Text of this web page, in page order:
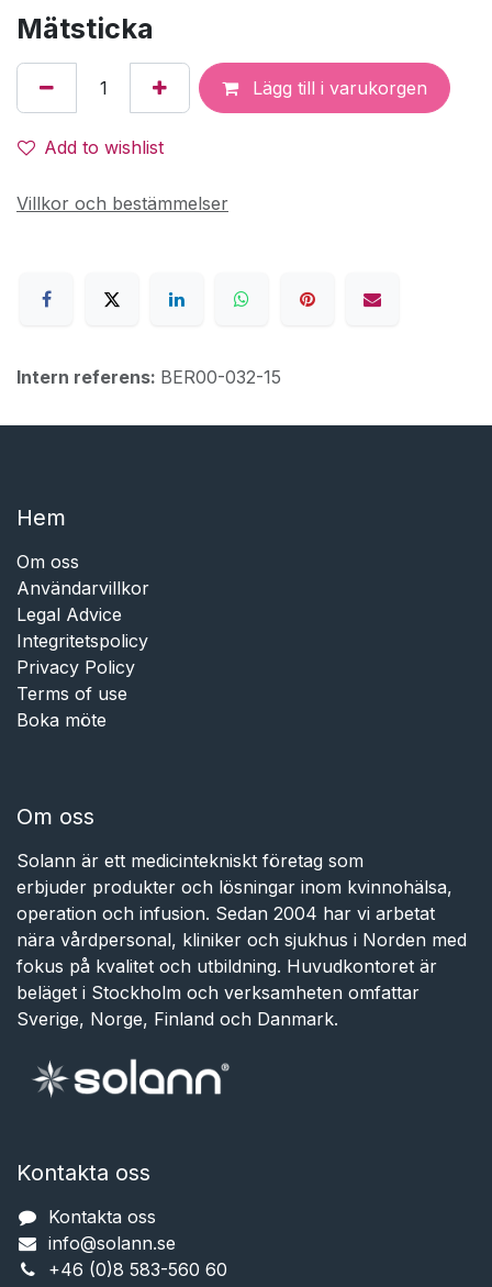
Mätsticka
Lägg till i varukorgen
Add to wishlist
Villkor och bestämmelser
Intern referens: BER00-032-15
Hem​​
Om oss
Användarvillkor
Legal Advice
Integritetspolicy
Privacy Policy
Terms of use
Boka möte
Om oss
Solann är ett medicintekniskt företag som
erbjuder produkter och lösningar inom kvinnohälsa,
operation och infusion. Sedan 2004 har vi arbetat
nära vårdpersonal, kliniker och sjukhus i Norden med
fokus på kvalitet och utbildning. Huvudkontoret är
beläget i Stockholm och verksamheten omfattar
Sverige, Norge, Finland och Danmark.
Kontakta oss
Kontakta oss
info@solann.se​​​​​​
+46 (0)8 583-560 60